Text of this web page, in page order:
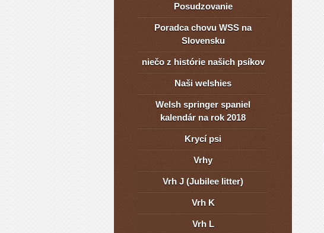
Posudzovanie
Poradca chovu WSS na
Slovensku
niečo z histórie našich psíkov
Naši welshies
Welsh springer spaniel
kalendár na rok 2018
Krycí psi
Vrhy
Vrh J (Jubilee litter)
Vrh K
Vrh L